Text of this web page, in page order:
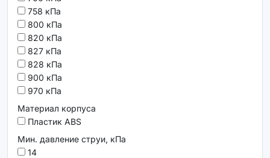
758 кПа
800 кПа
820 кПа
827 кПа
828 кПа
900 кПа
970 кПа
Материал корпуса
Пластик ABS
Мин. давление струи, кПа
14